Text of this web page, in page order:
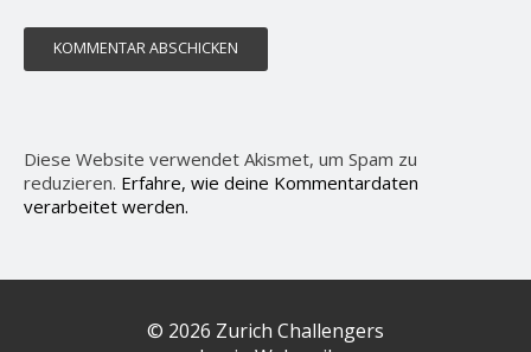
Diese Website verwendet Akismet, um Spam zu
reduzieren. Erfahre, wie deine Kommentardaten
verarbeitet werden.
© 2026 Zurich Challengers